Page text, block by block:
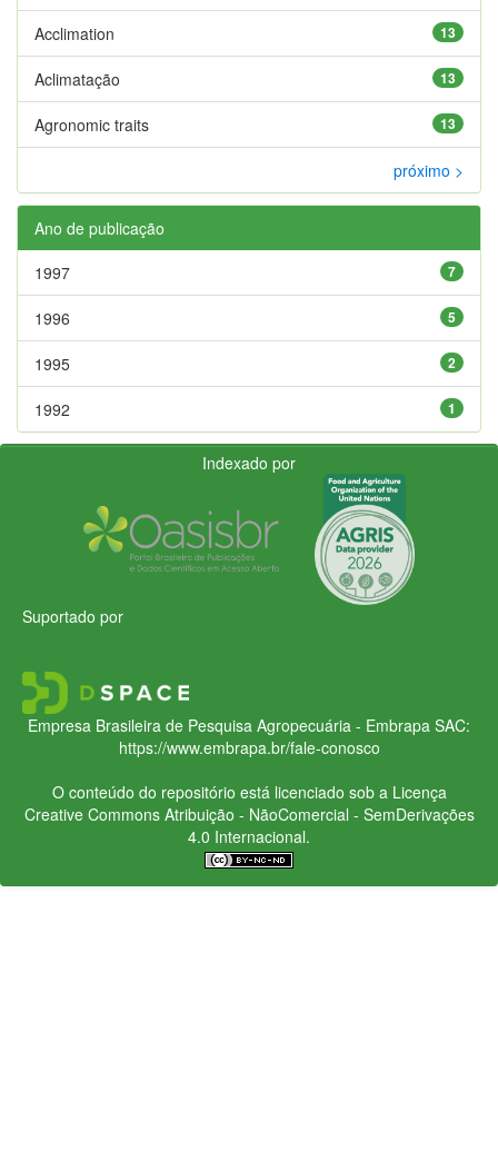
13
Acclimation
13
Aclimatação
13
Agronomic traits
próximo >
Ano de publicação
7
1997
5
1996
2
1995
1
1992
Indexado por
Suportado por
Empresa Brasileira de Pesquisa Agropecuária - Embrapa SAC:
https://www.embrapa.br/fale-conosco
O conteúdo do repositório está licenciado sob a Licença
Creative CommonsAtribuição - NãoComercial - SemDerivações
4.0 Internacional.